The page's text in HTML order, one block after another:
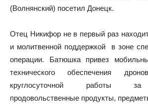
(Волнянский) посетил Донецк.
Отец Никифор не в первый раз
и молитвенной поддержкой в зоне
операции. Батюшка привез
технического обеспечения
круглосуточной работы за
продовольственные продукты,